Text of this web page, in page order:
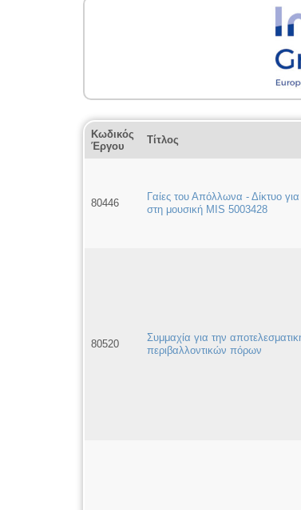
Κωδικός
Έργου
Τίτλος
80446
Γαίες του Απόλλωνα - Δίκτυο
στη μουσική MIS 5003428
80520
Συμμαχία για την
περιβαλλοντικών πόρων